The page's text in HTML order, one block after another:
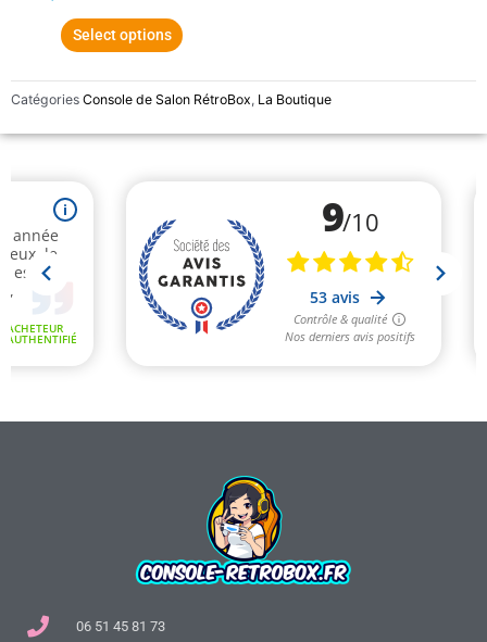
Select options
Catégories Console de Salon RétroBox, La Boutique
06 51 45 81 73